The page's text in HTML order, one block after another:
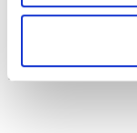
Pizzaiolo
12/04/2023
LEGGI